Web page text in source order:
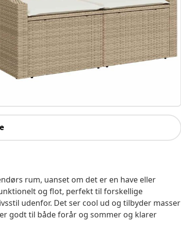
rum, uanset om det er en have eller
og flot, perfekt til forskellige
udenfor. Det ser cool ud og tilbyder masser
godt til både forår og sommer og klarer